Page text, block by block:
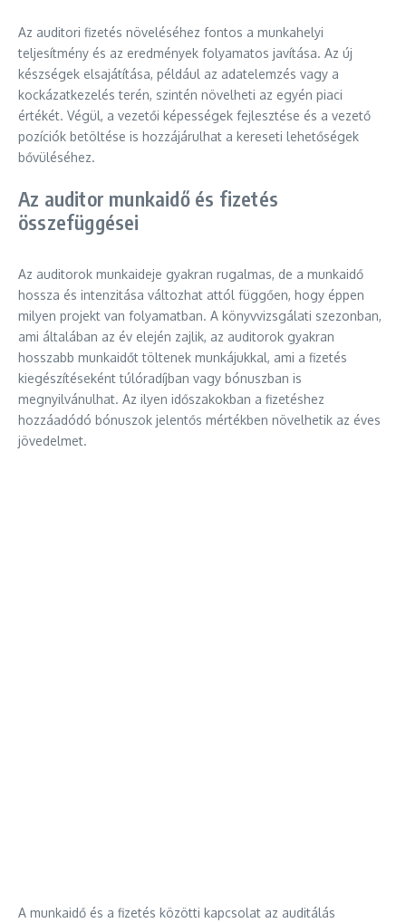
Az auditori fizetés növeléséhez fontos a munkahelyi
teljesítmény és az eredmények folyamatos javítása. Az új
készségek elsajátítása, például az adatelemzés vagy a
kockázatkezelés terén, szintén növelheti az egyén piaci
értékét. Végül, a vezetői képességek fejlesztése és a vezető
pozíciók betöltése is hozzájárulhat a kereseti lehetőségek
bővüléséhez.
Az auditor munkaidő és fizetés
összefüggései
Az auditorok munkaideje gyakran rugalmas, de a munkaidő
hossza és intenzitása változhat attól függően, hogy éppen
milyen projekt van folyamatban. A könyvvizsgálati szezonban,
ami általában az év elején zajlik, az auditorok gyakran
hosszabb munkaidőt töltenek munkájukkal, ami a fizetés
kiegészítéseként túlóradíjban vagy bónuszban is
megnyilvánulhat. Az ilyen időszakokban a fizetéshez
hozzáadódó bónuszok jelentős mértékben növelhetik az éves
jövedelmet.
A munkaidő és a fizetés közötti kapcsolat az auditálás